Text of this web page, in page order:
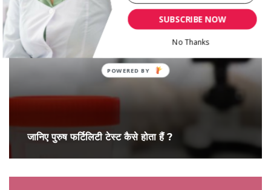
जानिए पुरुष फर्टिलिटी टेस्ट कैसे होता हैं ?
SUBSCRIBE NOW
No Thanks